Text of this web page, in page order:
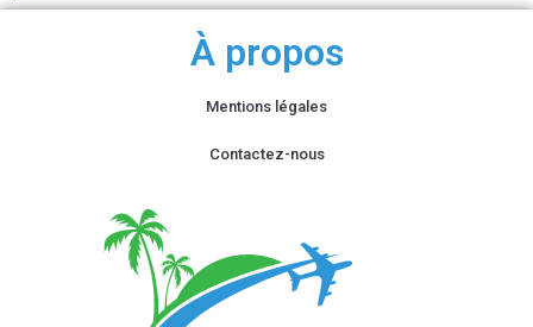
À propos
Mentions légales
Contactez-nous